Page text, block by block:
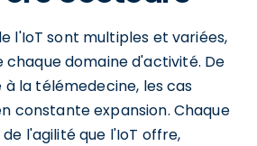
l'IoT sont multiples et variées,
domaine d'activité. De
la télémedecine, les cas
constante expansion. Chaque
l'agilité que l'IoT offre,